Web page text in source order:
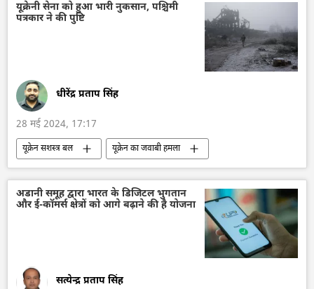
आत्मनिर्भर भारत
Make in India
तकनीकी विकास
भारतीय प्रौद्योगिकी संस्थान (IIT)
विज्ञान एवं प्रौद्योगिकी
यूक्रेनी सेना को हुआ भारी नुकसान, पश्चिमी
पत्रकार ने की पुष्टि
धीरेंद्र प्रताप सिंह
28 मई 2024, 17:17
यूक्रेन सशस्त्र बल
यूक्रेन का जवाबी हमला
यूक्रेन की सुरक्षा सेवा (SBU)
यूक्रेन
यूक्रेन संकट
रक्षा-पंक्ति
रक्षा मंत्रालय (MoD)
सर्गेई शोइगू
वोलोडिमिर ज़ेलेंस्की
सामूहिक पश्चिम
अडानी समूह द्वारा भारत के डिजिटल भुगतान
और ई-कॉमर्स क्षेत्रों को आगे बढ़ाने की है योजना
सत्येन्द्र प्रताप सिंह